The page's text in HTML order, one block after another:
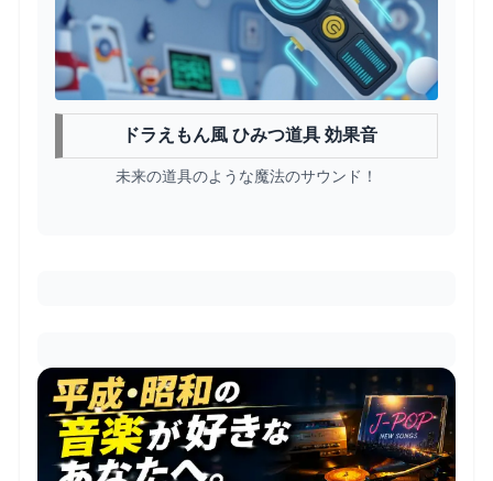
ドラえもん風 ひみつ道具 効果音
未来の道具のような魔法のサウンド！